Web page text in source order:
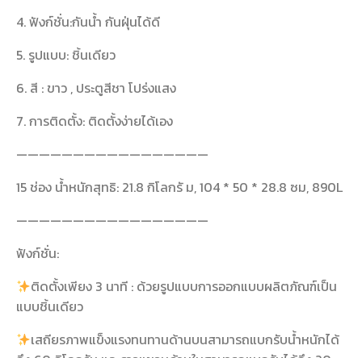
4. ฟังก์ชั่น:กันน้ำ กันฝุ่นได้ดี
5. รูปแบบ: ชิ้นเดียว
6. สี : ขาว , ประตูสีชา โปร่งแสง
7. การติดตั้ง: ติดตั้งง่ายได้เอง
—————————————————
15 ช่อง น้ำหนักสุทธิ: 21.8 กิโลกรั ม, 104 * 50 * 28.8 ซม, 890L
—————————————————
ฟังก์ชั่น:
ติดตั้งเพียง 3 นาที : ด้วยรูปแบบการออกแบบผลิตภัณฑ์เป็น
แบบชิ้นเดียว
เสถียรภาพแข็งแรงทนทานด้านบนสามารถแบกรับน้ำหนักได้